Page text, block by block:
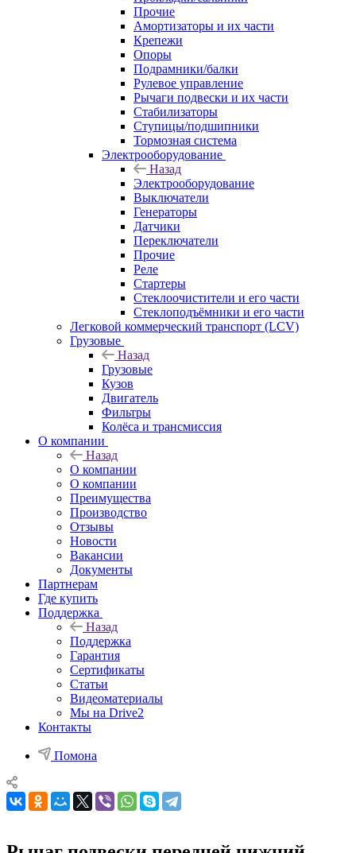
Прочие
Амортизаторы и их части
Крепежи
Опоры
Подрамники/балки
Рулевое управление
Рычаги подвески и их части
Стабилизаторы
Ступицы/подшипники
Тормозная система
Электрооборудование
Назад
Электрооборудование
Выключатели
Генераторы
Датчики
Переключатели
Прочие
Реле
Стартеры
Стеклоочистители и его части
Стеклоподъёмники и его части
Легковой коммерческий транспорт (LCV)
Грузовые
Назад
Грузовые
Кузов
Двигатель
Фильтры
Колёса и трансмиссия
О компании
Назад
О компании
О компании
Преимущества
Производство
Отзывы
Новости
Вакансии
Документы
Партнерам
Где купить
Поддержка
Назад
Поддержка
Гарантия
Сертификаты
Статьи
Видеоматериалы
Мы на Drive2
Контакты
Помона